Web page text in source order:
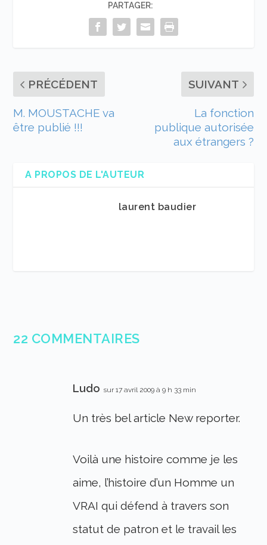
PARTAGER:
PRÉCÉDENT
M. MOUSTACHE va
être publié !!!
SUIVANT
La fonction
publique autorisée
aux étrangers ?
A PROPOS DE L'AUTEUR
laurent baudier
22 COMMENTAIRES
Ludo sur 17 avril 2009 à 9 h 33 min
Un très bel article New reporter.
Voilà une histoire comme je les
aime, l’histoire d’un Homme un
VRAI qui défend à travers son
statut de patron et le travail les